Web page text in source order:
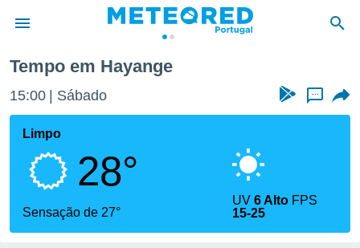
da
foi
fornecidas
a este
das
Tempo em Hayange
15:00 Sábado ...
Limpo
28°
Sensação de 27°
UV6 Alto FPS
15-25